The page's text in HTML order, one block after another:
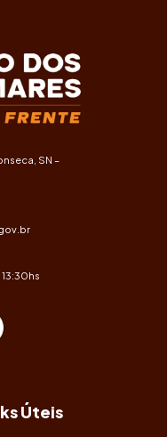
SN –
Úteis